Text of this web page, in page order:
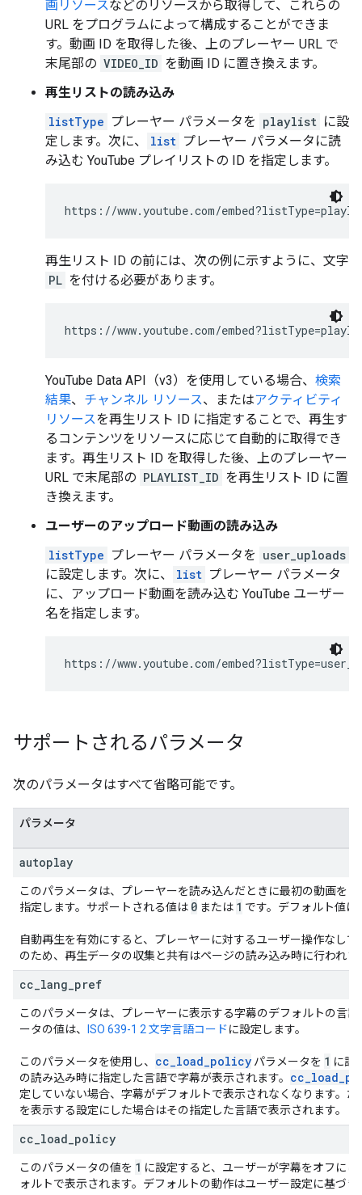
画リソースなどのリソースから取得して、これらの
URL をプログラムによって構成することができま
す。動画 ID を取得した後、上のプレーヤー URL で
末尾部の VIDEO_ID を動画 ID に置き換えます。
再生リストの読み込み
listType プレーヤー パラメータを playlist に設
定します。次に、
list プレーヤー パラメータに読
み込む YouTube プレイリストの ID を指定します。
https://www.youtube.com/
再生リスト ID の前には、次の例に示すように、文字
PL を付ける必要があります。
https://www.youtube.com/
YouTube Data API（v3）を使用している場合、 検索
結果、 チャンネル リソース、またはアクティビティ
リソースを再生リスト ID に指定することで、再生す
るコンテンツをリソースに応じて自動的に取得でき
ます。再生リスト ID を取得した後、上のプレーヤー
URL で末尾部の PLAYLIST_ID を再生リスト ID に置
き換えます。
ユーザーのアップロード動画の読み込み
listType プレーヤー パラメータを user_uploads
に設定します。次に、
list プレーヤー パラメータ
に、アップロード動画を読み込む YouTube ユーザー
名を指定します。
https://www.youtube.com/
サポートされるパラメータ
次のパラメータはすべて省略可能です。
パラメータ
autoplay
このパラメータは、プレーヤーを読み込んだときに最初の動画を
指定します。サポートされる値は 0 または 1 です。デフォルト値は
自動再生を有効にすると、プレーヤーに対するユーザー操作なしで
のため、再生データの収集と共有はページの読み込み時に行われま
cc lang pref
このパラメータは、プレーヤーに表示する字幕のデフォルトの言
ータの値は、
ISO 639-1 2 文字言語コードに設定します。
このパラメータを使用し、 cc_load_policy パラメータを 1 に設
の読み込み時に指定した言語で字幕が表示されます。 cc_load_
定していない場合、字幕がデフォルトで表示されなくなります。
を表示する設定にした場合はその指定した言語で表示されます。
cc load policy
このパラメータの値を 1 に設定すると、ユーザーが字幕をオフに
ォルトで表示されます。デフォルトの動作はユーザー設定に基づき